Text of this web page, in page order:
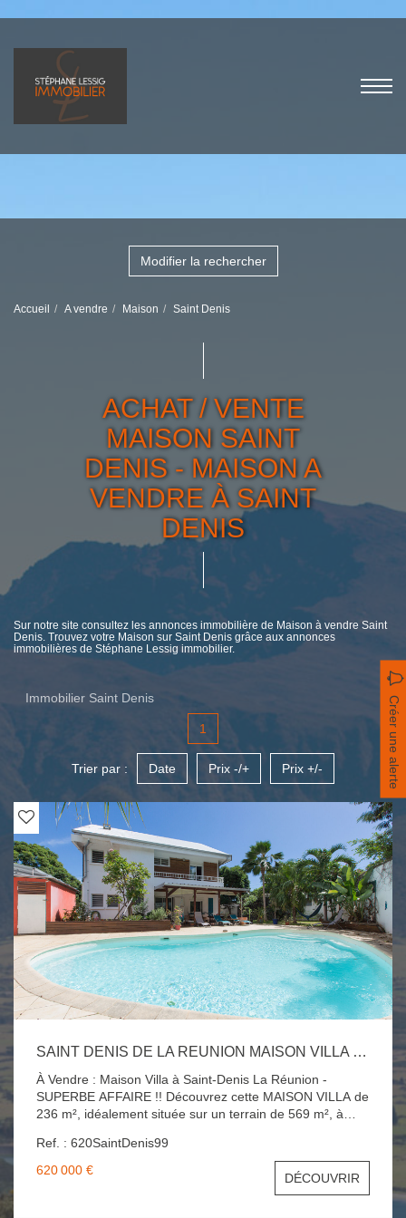
Modifier la rechercher
Accueil A vendre Maison Saint Denis
ACHAT / VENTE
MAISON SAINT
DENIS - MAISON A
VENDRE À SAINT
DENIS
Sur notre site consultez les annonces immobilière de Maison à vendre Saint
Denis. Trouvez votre Maison sur Saint Denis grâce aux annonces
immobilières de Stéphane Lessig immobilier.
Immobilier Saint Denis Créer une alerte
1
Trier par : Date Prix -/+ Prix +/-
SAINT DENIS DE LA REUNION MAISON VILLA 8 PIÈCES 6 CHAMBRES 236 M2 AVEC PISCINE
À Vendre : Maison Villa à Saint-Denis La Réunion -
SUPERBE AFFAIRE !! Découvrez cette MAISON VILLA de
236 m², idéalement située sur un terrain de 569 m², à
commerces. Caractéristiques de la propriété : - Salon
Séjour spacieux : 50 m² - Cuisine Équipée : 22 m² avec
accès à une varangue - Piscine Intimiste : parfaite pour se
détendre - 6 Chambres : de 17 à 24 m², toutes avec
Ref. : 620SaintDenis99
620 000 €
DÉCOUVRIR